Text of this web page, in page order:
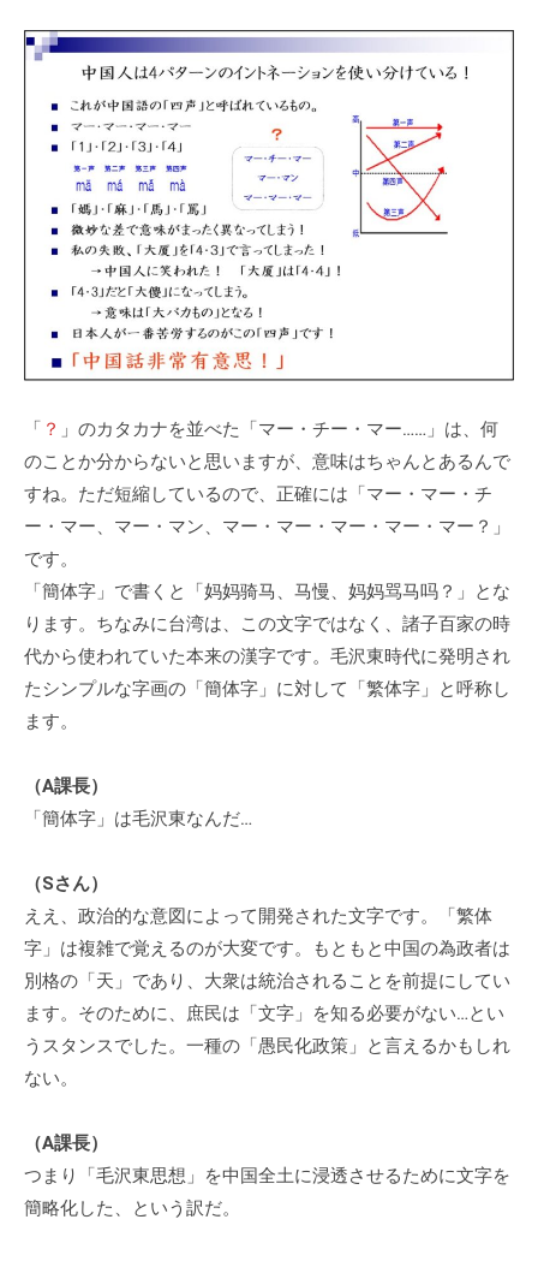
「 ？ 」のカタカナを並べた「マー・チー・マー……」は、何
のことか分からないと思いますが、意味はちゃんとあるんで
すね。ただ短縮しているので、正確には「マー・マー・チ
ー・マー、マー・マン、マー・マー・マー・マー・マー？」
です。
「簡体字」で書くと「妈妈骑马、马慢、妈妈骂马吗？」とな
ります。ちなみに台湾は、この文字ではなく、諸子百家の時
代から使われていた本来の漢字です。毛沢東時代に発明され
たシンプルな字画の「簡体字」に対して「繁体字」と呼称し
ます。
（A課長）
「簡体字」は毛沢東なんだ…
（Sさん）
ええ、政治的な意図によって開発された文字です。「繁体
字」は複雑で覚えるのが大変です。もともと中国の為政者は
別格の「天」であり、大衆は統治されることを前提にしてい
ます。そのために、庶民は「文字」を知る必要がない…とい
うスタンスでした。一種の「愚民化政策」と言えるかもしれ
ない。
（A課長）
つまり「毛沢東思想」を中国全土に浸透させるために文字を
簡略化した、という訳だ。